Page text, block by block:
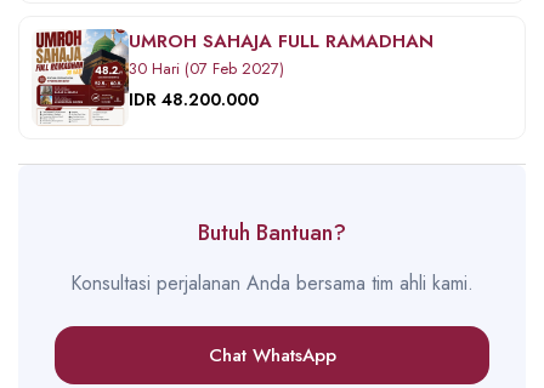
UMROH SAHAJA FULL RAMADHAN
30 Hari (07 Feb 2027)
IDR 48.200.000
Butuh Bantuan?
Konsultasi perjalanan Anda bersama tim ahli kami.
Chat WhatsApp